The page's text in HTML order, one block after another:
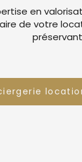
en
de votre